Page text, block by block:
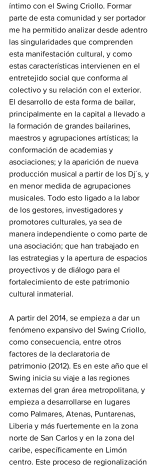
íntimo con el Swing Criollo. Formar
parte de esta comunidad y ser portador
me ha permitido analizar desde adentro
las singularidades que comprenden
esta manifestación cultural, y como
estas características intervienen en el
entretejido social que conforma al
colectivo y su relación con el exterior.
El desarrollo de esta forma de bailar,
principalmente en la capital a llevado a
la formación de grandes bailarines,
maestros y agrupaciones artísticas; la
conformación de academias y
asociaciones; y la aparición de nueva
producción musical a partir de los Dj´s, y
en menor medida de agrupaciones
musicales. Todo esto ligado a la labor
de los gestores, investigadores y
promotores culturales, ya sea de
manera independiente o como parte de
una asociación; que han trabajado en
las estrategias y la apertura de espacios
proyectivos y de diálogo para el
fortalecimiento de este patrimonio
cultural inmaterial.
A partir del 2014, se empieza a dar un
fenómeno expansivo del Swing Criollo,
como consecuencia, entre otros
factores de la declaratoria de
patrimonio (2012). Es en este año que el
Swing inicia su viaje a las regiones
externas del gran área metropolitana, y
empieza a desarrollarse en lugares
como Palmares, Atenas, Puntarenas,
Liberia y más fuertemente en la zona
norte de San Carlos y en la zona del
caribe, específicamente en Limón
centro. Este proceso de regionalización